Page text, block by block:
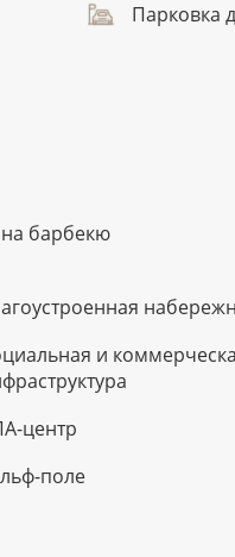
Парковка
барбекю
и
центр
поле